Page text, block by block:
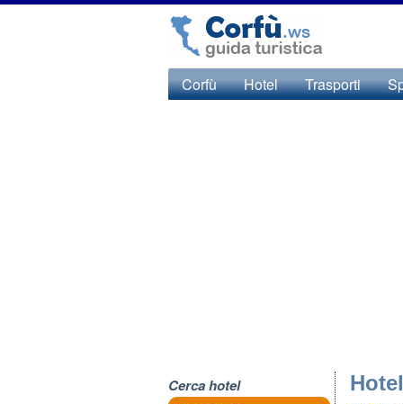
Corfù Hotel Trasporti
Cerca hotel